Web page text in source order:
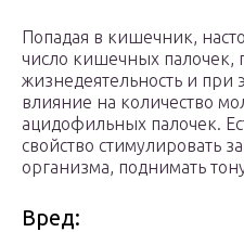
Попадая в кишечник,
число кишечных палочек,
жизнедеятельность и при
влияние на количество
ацидофильных палочек.
свойство стимулировать
организма, поднимать
Вред: